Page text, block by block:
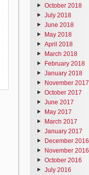
October 2018
July 2018
June 2018
May 2018
April 2018
March 2018
February 2018
January 2018
November 2017
October 2017
June 2017
May 2017
March 2017
January 2017
December 2016
November 2016
October 2016
July 2016